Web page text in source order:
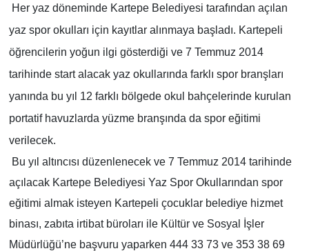
Her yaz döneminde Kartepe Belediyesi tarafından açılan
yaz spor okulları için kayıtlar alınmaya başladı. Kartepeli
öğrencilerin yoğun ilgi gösterdiği ve 7 Temmuz 2014
tarihinde start alacak yaz okullarında farklı spor branşları
yanında bu yıl 12 farklı bölgede okul bahçelerinde kurulan
portatif havuzlarda yüzme branşında da spor eğitimi
verilecek.
Bu yıl altıncısı düzenlenecek ve 7 Temmuz 2014 tarihinde
açılacak Kartepe Belediyesi Yaz Spor Okullarından spor
eğitimi almak isteyen Kartepeli çocuklar belediye hizmet
binası, zabıta irtibat büroları ile Kültür ve Sosyal İşler
Müdürlüğü’ne başvuru yaparken 444 33 73 ve 353 38 69